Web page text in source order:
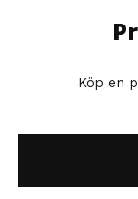
Köp en